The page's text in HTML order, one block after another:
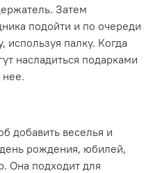
Затем
подойти и по очереди
используя палку. Когда
насладиться подарками
добавить веселья и
рождения, юбилей,
Она подходит для